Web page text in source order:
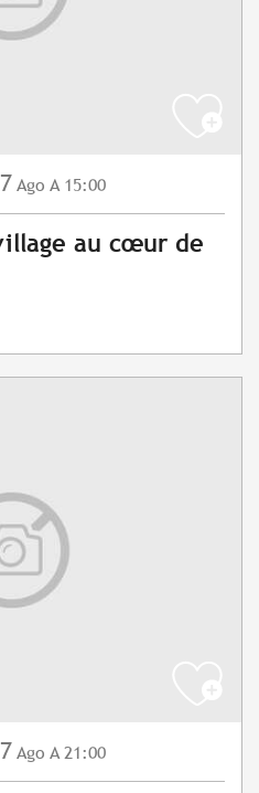
7 Ago A 15:00
au cœur de
7 Ago A 21:00